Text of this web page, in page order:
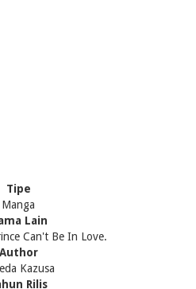
Tipe
Manga
Lain
Can't Be In Love.
Author
Kazusa
Rilis